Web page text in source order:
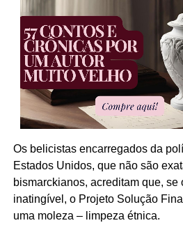
Os belicistas encarregados da
Estados Unidos, que não são
bismarckianos, acreditam que, se
inatingível, o Projeto Solução
uma moleza – limpeza étnica.